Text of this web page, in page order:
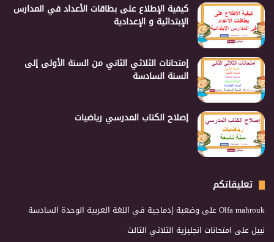
كيفية الإطلاع على بطاقات الأعداد في المدارس
الإبتدائية و الإعدادية
إمتحانات الثلاثي الثاني من السنة الأولى إلى
السنة السادسة
إصلاح الكتاب المدرسي رياضيات
تعليقاتكم
Olfa mahroukعلى وضعية إدماجية في اللغة العربية الوحدة السادسة
نبيلعلى امتحانات انجليزية الثلاثي الثالث